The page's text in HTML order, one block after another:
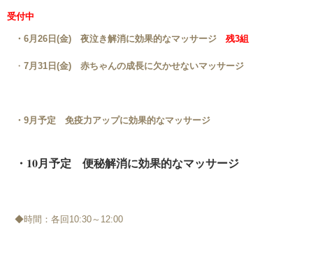
受付中
・6月26日(金) 夜泣き解消に効果的なマッサージ残3組
・7月31日(金)赤ちゃんの成長に欠かせないマッサージ
・9月予定免疫力アップに効果的なマッサージ
・10月予定 便秘解消に効果的なマッサージ
◆時間：各回10:30～12:00